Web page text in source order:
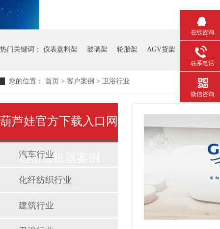
热门关键词： 仪表盘料架 玻璃架 轮胎架 AGV货架 钢板箱
您的位置： 首页 > 客户案例 > 卫浴行业
葫芦娃官方下载入口网
站物流机器案例
汽车行业
化纤纺织行业
建筑行业
在线咨询
联系电话
微信咨询